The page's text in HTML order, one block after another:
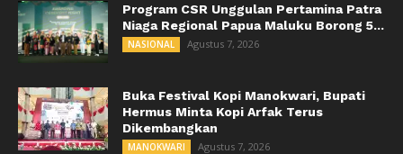
Program CSR Unggulan Pertamina Patra
Niaga Regional Papua Maluku Borong 5...
NASIONAL Agustus 7, 2026
Buka Festival Kopi Manokwari, Bupati
Hermus Minta Kopi Arfak Terus
Dikembangkan
MANOKWARI Agustus 7, 2026